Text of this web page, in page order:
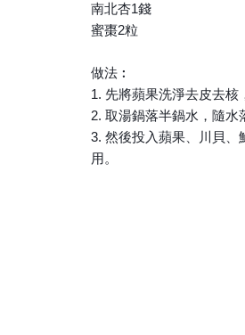
南北杏1錢
蜜棗2粒
做法︰
1. 先將蘋果洗淨去皮去核
2. 取湯鍋落半鍋水，隨水
3. 然後投入蘋果、川貝、
用。